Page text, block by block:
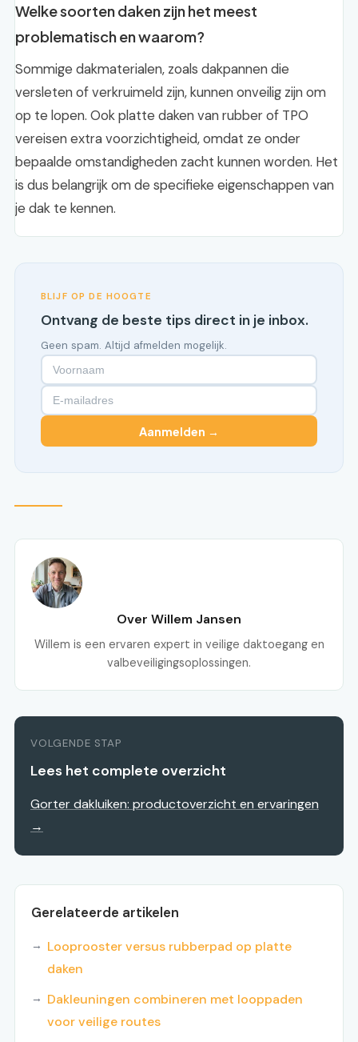
Welke soorten daken zijn het meest
problematisch en waarom?
Sommige dakmaterialen, zoals dakpannen die
versleten of verkruimeld zijn, kunnen onveilig zijn om
op te lopen. Ook platte daken van rubber of TPO
vereisen extra voorzichtigheid, omdat ze onder
bepaalde omstandigheden zacht kunnen worden. Het
is dus belangrijk om de specifieke eigenschappen van
je dak te kennen.
BLIJF OP DE HOOGTE
Ontvang de beste tips direct in je inbox.
Geen spam. Altijd afmelden mogelijk.
Aanmelden →
Over Willem Jansen
Willem is een ervaren expert in veilige daktoegang en
valbeveiligingsoplossingen.
VOLGENDE STAP
Lees het complete overzicht
Gorter dakluiken: productoverzicht en ervaringen
→
Gerelateerde artikelen
Looprooster versus rubberpad op platte
daken
Dakleuningen combineren met looppaden
voor veilige routes